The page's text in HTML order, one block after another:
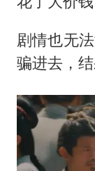
剧情也无
骗进去，结